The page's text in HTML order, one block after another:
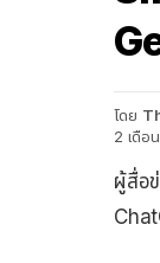
โดย
2 เดือ
ผู้สื่อ